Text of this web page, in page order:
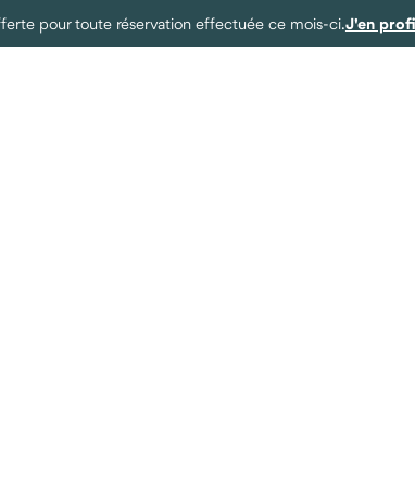
pour toute réservation effectuée ce mois-ci.J'en